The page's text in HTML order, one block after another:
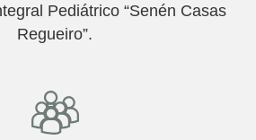
Pediátrico “Senén Casas
Regueiro”.